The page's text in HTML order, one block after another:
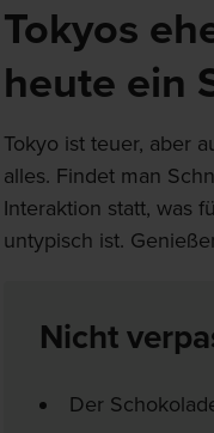
Tokyos
heute ein
Tokyo ist teuer, aber
alles. Findet man
Interaktion statt, was
untypisch ist.
Nicht
Der